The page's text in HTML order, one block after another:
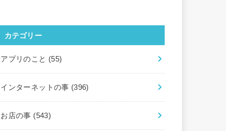
カテゴリー
アプリのこと (55)
インターネットの事 (396)
お店の事 (543)